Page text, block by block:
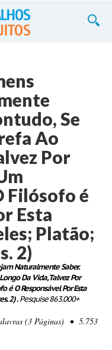
Se
Ao
Por
Filósofo é
Esta
Platão;
2)
Naturalmente Saber.
Da Vida, Talvez Por
é O Responsável Por Esta
2) .Pesquise 863.000+
(3 Páginas) • 5.753